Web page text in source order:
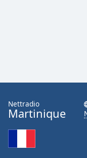
Edge
Style
Font
Nettradio
Martinique